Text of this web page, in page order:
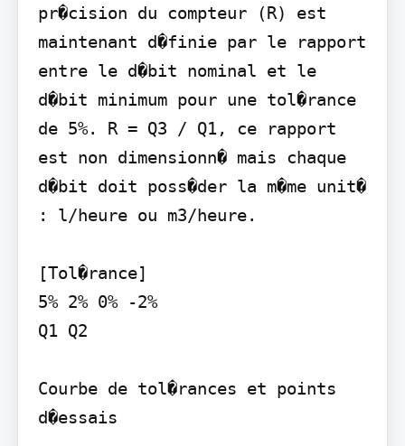
pr�cision du compteur (R) est
maintenant d�finie par le rapport
entre le d�bit nominal et le
d�bit minimum pour une tol�rance
de 5%. R = Q3 / Q1, ce rapport
est non dimensionn� mais chaque
d�bit doit poss�der la m�me unit�
: l/heure ou m3/heure.
[Tol�rance]
5% 2% 0% -2%
Q1 Q2
Courbe de tol�rances et points
d�essais